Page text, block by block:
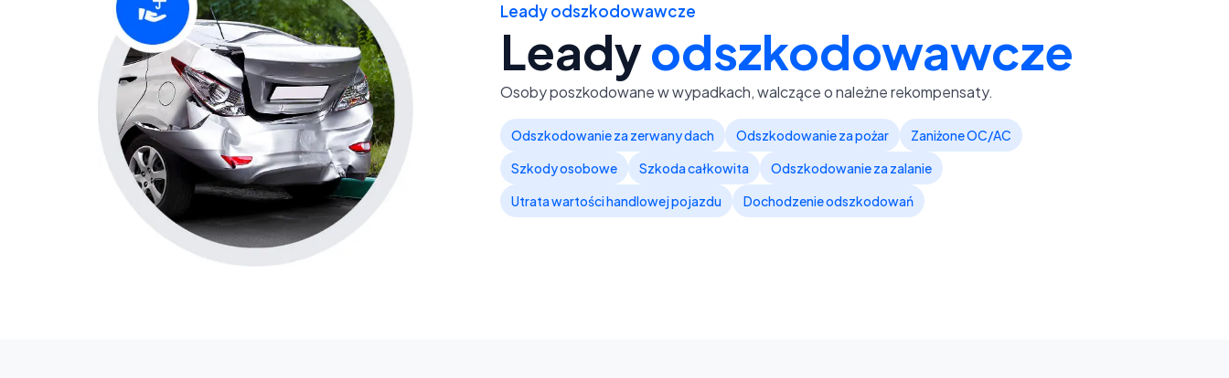
Leady odszkodowawcze
Leadyodszkodowawcze
Osoby poszkodowane w wypadkach, walczące o należne rekompensaty.
Odszkodowanie za zerwany dach Odszkodowanie za pożar
Zaniżone OC/AC
Szkody osobowe
Szkoda całkowita
Odszkodowanie za zalanie
Utrata wartości handlowej pojazdu
Dochodzenie odszkodowań